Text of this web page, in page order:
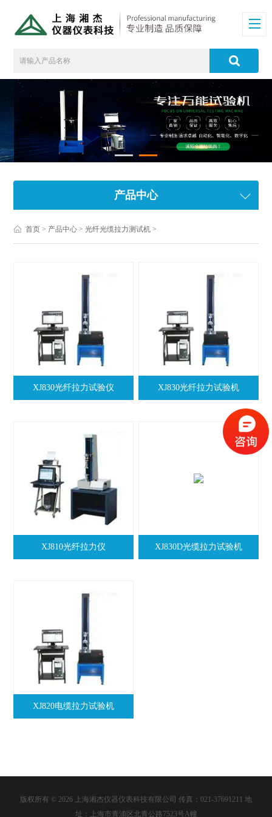
产品中心
首页 > 产品中心 >光纤光缆拉力测试机 >
XJ830光纤拉力试验仪 XJ830光纤拉力试验机
XJ810光纤拉力仪 XJ830D光缆拉力试验机
XJ820电缆拉力试验机
版权所有 © 2026 上海湘杰仪器仪表科技有限公司 传真：021-37691211 地
址：上海市青浦区北青公路7523号A幢